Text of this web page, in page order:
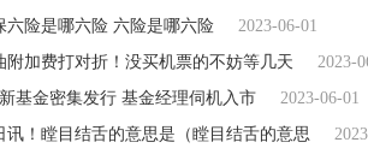
六险是哪六险 六险是哪六险
2023-06-01
附加费打对折！没买机票的不妨等几天
2023-
基金密集发行 基金经理伺机入市
2023-06-01
讯！瞠目结舌的意思是（瞠目结舌的意思